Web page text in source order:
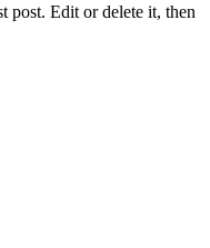
post. Edit or delete it, then